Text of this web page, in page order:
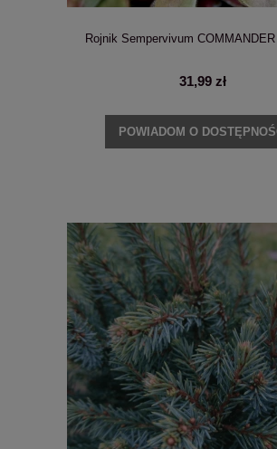
Rojnik Sempervivum
31,99 zł
POWIADOM O